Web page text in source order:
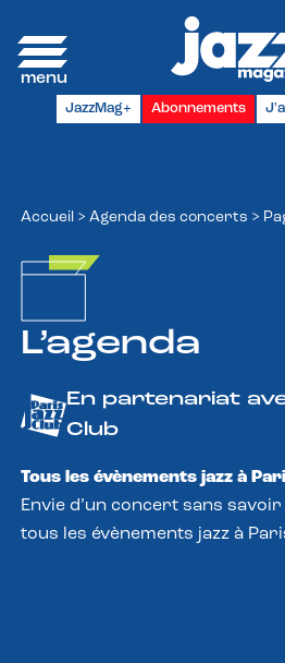
JazzMag+ Abonnements
Accueil > Agenda des concerts >
L’agenda
En partenariat
Club
Tous les évènements jazz à
Envie d’un concert sans
tous les évènements jazz à